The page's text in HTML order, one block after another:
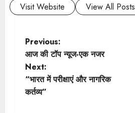
Visit Website
View All Posts
P
o
s
Previous:
आज की टॉप न्यूज-एक नजर
Next:
“भारत में परीक्षाएं और नागरिक
कर्तव्य”